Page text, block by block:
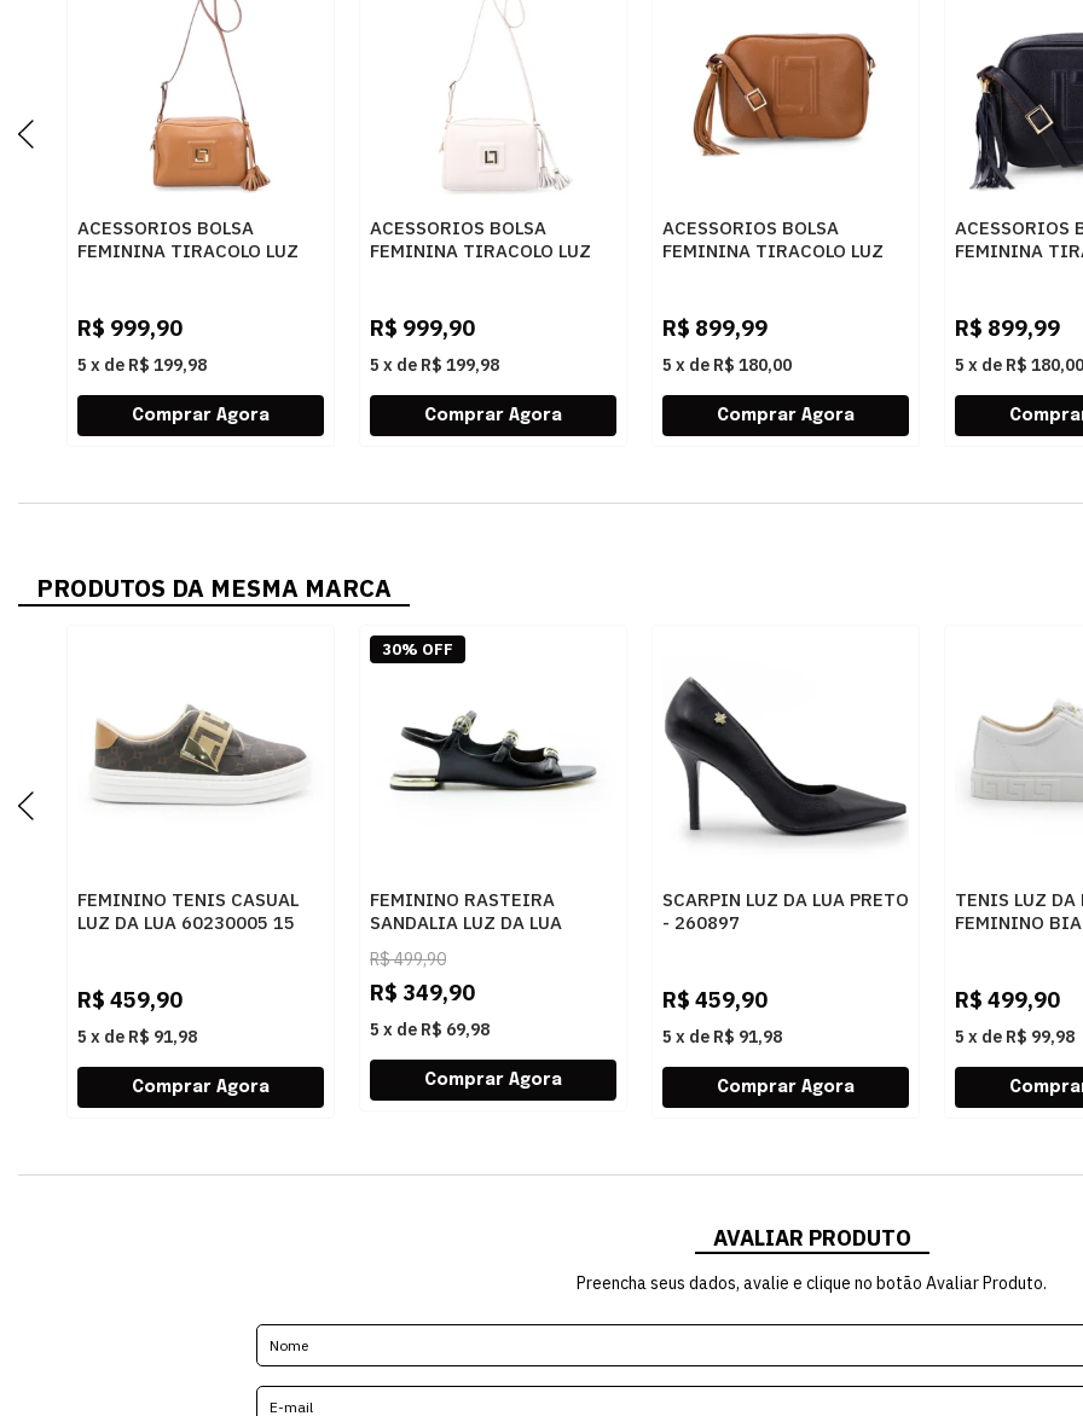
ACESSORIOS BOLSA
FEMININA TIRACOLO LUZ
R$ 999,90
5 x de R$ 199,98
ACESSORIOS BOLSA
FEMININA TIRACOLO LUZ
R$ 999,90
5 x de R$ 199,98
ACESSORIOS BOLSA
FEMININA TIRACOLO LUZ
R$ 899,99
5 x de R$ 180,00
ACESSORIOS
FEMININA
R$ 899,99
5 x de R$ 180,00
PRODUTOS DA MESMA MARCA
FEMININO TENIS CASUAL
LUZ DA LUA 60230005 15
R$ 459,90
5 x de R$ 91,98
FEMININO RASTEIRA
SANDALIA LUZ DA LUA
80270037 ATACAMA PRETO
R$499,90
R$ 349,90
5 x de R$ 69,98
30% OFF
SCARPIN LUZ DA LUA PRETO
- 260897
R$ 459,90
5 x de R$ 91,98
TENIS LUZ DA
FEMININO
R$ 499,90
5 x de R$ 99,98
AVALIAR PRODUTO
Preencha seus dados, avalie e clique no botão Avaliar Produto.